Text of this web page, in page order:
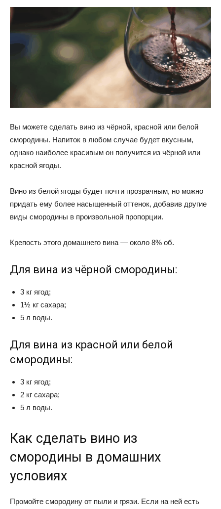
Вы можете сделать вино из чёрной, красной или белой
смородины. Напиток в любом случае будет вкусным,
однако наиболее красивым он получится из чёрной или
красной ягоды.
Вино из белой ягоды будет почти прозрачным, но можно
придать ему более насыщенный оттенок, добавив другие
виды смородины в произвольной пропорции.
Крепость этого домашнего вина — около 8% об.
Для вина из чёрной смородины:
3 кг ягод;
1½ кг сахара;
5 л воды.
Для вина из красной или белой
смородины:
3 кг ягод;
2 кг сахара;
5 л воды.
Как сделать вино из
смородины в домашних
условиях
Промойте смородину от пыли и грязи. Если на ней есть